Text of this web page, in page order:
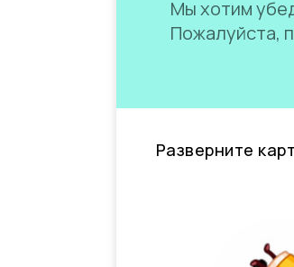
Мы хотим
Пожалуйста,
Разверните